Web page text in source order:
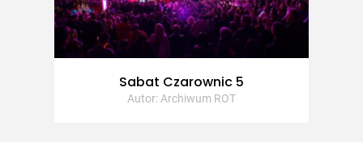
Sabat Czarownic 5
Autor: Archiwum ROT